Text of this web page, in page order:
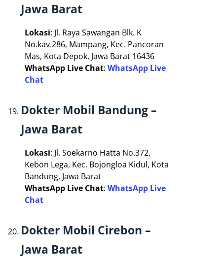
Jawa Barat
Lokasi: Jl. Raya Sawangan Blk. K
No.kav.286, Mampang, Kec. Pancoran
Mas, Kota Depok, Jawa Barat 16436
WhatsApp Live Chat: WhatsApp Live
Chat
Dokter Mobil Bandung –
Jawa Barat
Lokasi: Jl. Soekarno Hatta No.372,
Kebon Lega, Kec. Bojongloa Kidul, Kota
Bandung, Jawa Barat
WhatsApp Live Chat: WhatsApp Live
Chat
Dokter Mobil Cirebon –
Jawa Barat